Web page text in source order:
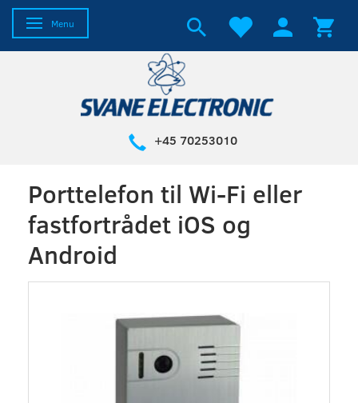
Skifte navigation
Menu
+45 70253010
Porttelefon til Wi-Fi eller
fastfortrådet iOS og
Android